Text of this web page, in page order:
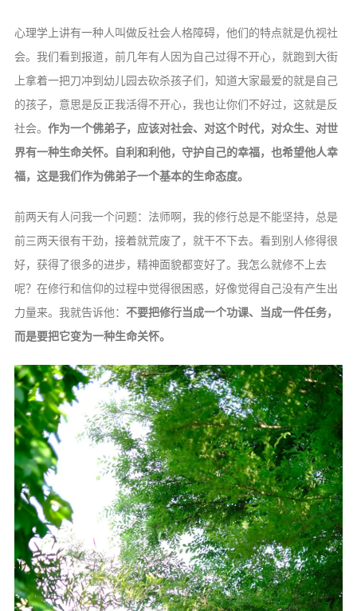
心理学上讲有一种人叫做反社会人格障碍，他们的特点就是仇视社
会。我们看到报道，前几年有人因为自己过得不开心，就跑到大街
上拿着一把刀冲到幼儿园去砍杀孩子们，知道大家最爱的就是自己
的孩子，意思是反正我活得不开心，我也让你们不好过，这就是反
社会。 作为一个佛弟子，应该对社会、对这个时代，对众生、对世
界有一种生命关怀。自利和利他，守护自己的幸福，也希望他人幸
福，这是我们作为佛弟子一个基本的生命态度。
前两天有人问我一个问题：法师啊，我的修行总是不能坚持，总是
前三两天很有干劲，接着就荒废了，就干不下去。看到别人修得很
好，获得了很多的进步，精神面貌都变好了。我怎么就修不上去
呢？在修行和信仰的过程中觉得很困惑，好像觉得自己没有产生出
力量来。我就告诉他： 不要把修行当成一个功课、当成一件任务，
而是要把它变为一种生命关怀。